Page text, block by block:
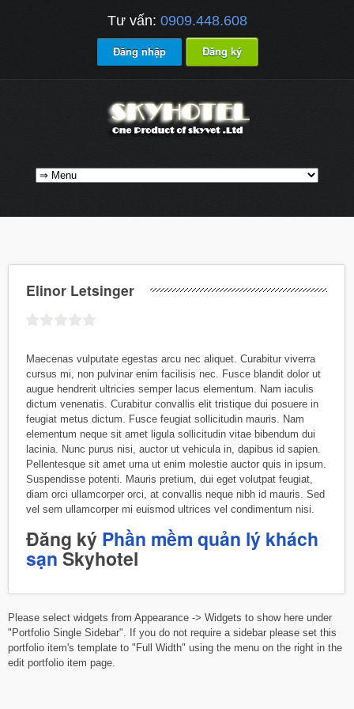
Tư vấn: 0909.448.608
Đăng nhập Đăng ký
Elinor Letsinger
Maecenas vulputate egestas arcu nec aliquet. Curabitur viverra
cursus mi, non pulvinar enim facilisis nec. Fusce blandit dolor ut
augue hendrerit ultricies semper lacus elementum. Nam iaculis
dictum venenatis. Curabitur convallis elit tristique dui posuere in
feugiat metus dictum. Fusce feugiat sollicitudin mauris. Nam
elementum neque sit amet ligula sollicitudin vitae bibendum dui
lacinia. Nunc purus nisi, auctor ut vehicula in, dapibus id sapien.
Pellentesque sit amet urna ut enim molestie auctor quis in ipsum.
Suspendisse potenti. Mauris pretium, dui eget volutpat feugiat,
diam orci ullamcorper orci, at convallis neque nibh id mauris. Sed
vel sem ullamcorper mi euismod ultrices vel condimentum nisi.
Đăng ký Phần mềm quản lý khách
sạn Skyhotel
Please select widgets from Appearance -> Widgets to show here under
"Portfolio Single Sidebar". If you do not require a sidebar please set this
portfolio item's template to "Full Width" using the menu on the right in the
edit portfolio item page.